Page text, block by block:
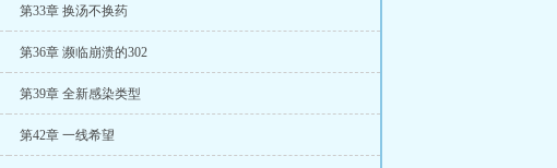
第33章 换汤不换药
第36章 濒临崩溃的302
第39章 全新感染类型
第42章 一线希望